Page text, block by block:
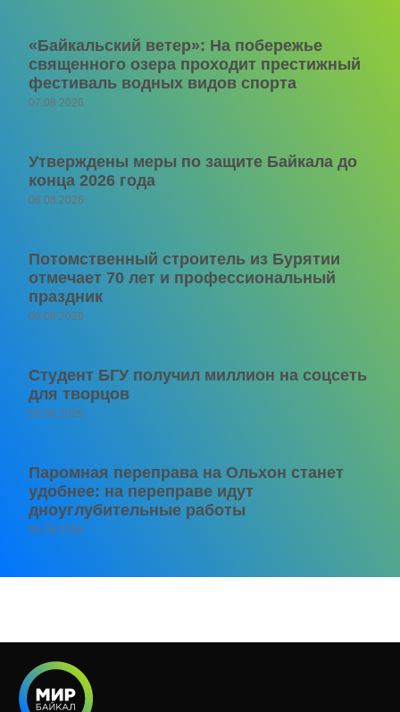
«Байкальский ветер»: На побережье
священного озера проходит престижный
фестиваль водных видов спорта
07.08.2026
Утверждены меры по защите Байкала до
конца 2026 года
06.08.2026
Потомственный строитель из Бурятии
отмечает 70 лет и профессиональный
праздник
06.08.2026
Студент БГУ получил миллион на соцсеть
для творцов
06.08.2026
Паромная переправа на Ольхон станет
удобнее: на переправе идут
дноуглубительные работы
06.08.2026